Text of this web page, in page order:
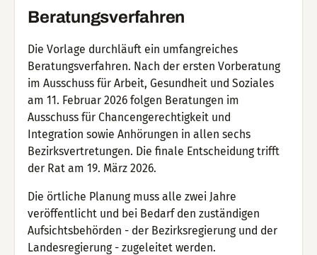
Beratungsverfahren
Die Vorlage durchläuft ein umfangreiches
Beratungsverfahren. Nach der ersten Vorberatung
im Ausschuss für Arbeit, Gesundheit und Soziales
am 11. Februar 2026 folgen Beratungen im
Ausschuss für Chancengerechtigkeit und
Integration sowie Anhörungen in allen sechs
Bezirksvertretungen. Die finale Entscheidung trifft
der Rat am 19. März 2026.
Die örtliche Planung muss alle zwei Jahre
veröffentlicht und bei Bedarf den zuständigen
Aufsichtsbehörden - der Bezirksregierung und der
Landesregierung - zugeleitet werden.